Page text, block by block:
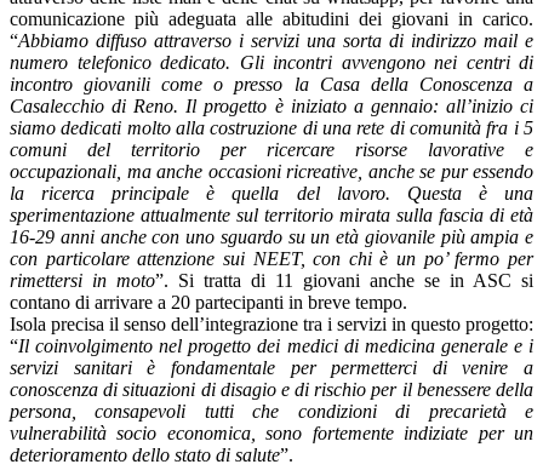
comunicazione più adeguata alle abitudini dei giovani in carico.
“Abbiamo diffuso attraverso i servizi una sorta di indirizzo mail e
numero telefonico dedicato. Gli incontri avvengono nei centri di
incontro giovanili come o presso la Casa della Conoscenza a
Casalecchio di Reno. Il progetto è iniziato a gennaio: all’inizio ci
siamo dedicati molto alla costruzione di una rete di comunità fra i 5
comuni del territorio per ricercare risorse lavorative e
occupazionali, ma anche occasioni ricreative, anche se pur essendo
la ricerca principale è quella del lavoro. Questa è una
sperimentazione attualmente sul territorio mirata sulla fascia di età
16-29 anni anche con uno sguardo su un età giovanile più ampia e
con particolare attenzione sui NEET, con chi è un po’ fermo per
rimettersi in moto”. Si tratta di 11 giovani anche se in ASC si
contano di arrivare a 20 partecipanti in breve tempo.
Isola precisa il senso dell’integrazione tra i servizi in questo progetto:
“Il coinvolgimento nel progetto dei medici di medicina generale e i
servizi sanitari è fondamentale per permetterci di venire a
conoscenza di situazioni di disagio e di rischio per il benessere della
persona, consapevoli tutti che condizioni di precarietà e
vulnerabilità socio economica, sono fortemente indiziate per un
deterioramento dello stato di salute”.